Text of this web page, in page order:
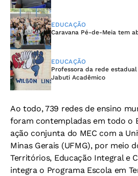
EDUCAÇÃO
Caravana Pé-de-Meia tem
EDUCAÇÃO
Professora da rede
Jabuti Acadêmico
Ao todo, 739 redes de ensino
foram contempladas em todo o
ação conjunta do MEC com a
Minas Gerais (UFMG), por meio
Territórios, Educação Integral e
integra o Programa Escola em